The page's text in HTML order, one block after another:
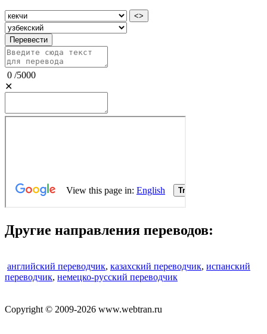
<>
Перевести
0 /5000
✕
Другие направления переводов:
английский переводчик, казахский переводчик, испанский
переводчик, немецко-русский переводчик
Copyright © 2009-2026 www.webtran.ru